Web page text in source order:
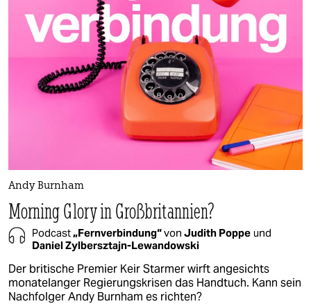
Andy Burnham
Morning Glory in Großbritannien?
Podcast„Fernverbindung“von Judith Poppe und
Daniel Zylbersztajn-Lewandowski
Der britische Premier Keir Starmer wirft angesichts
monatelanger Regierungskrisen das Handtuch. Kann sein
Nachfolger Andy Burnham es richten?